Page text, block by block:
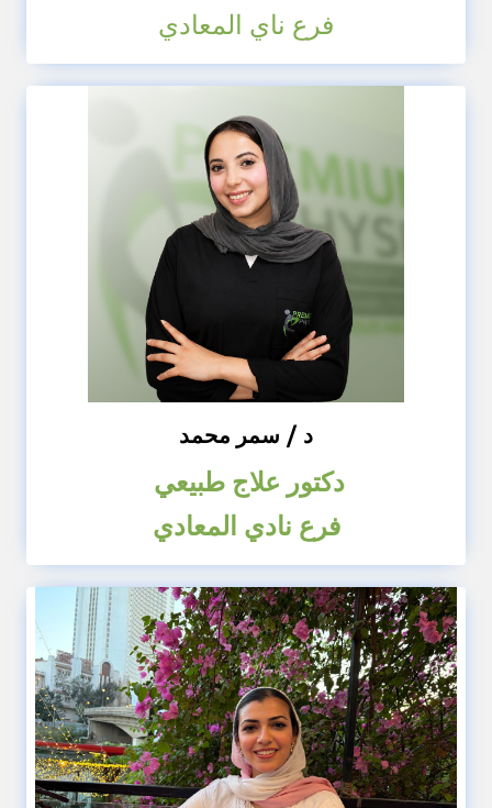
فرع ناي المعادي
د / سمر محمد
دكتور علاج طبيعي
فرع نادي المعادي